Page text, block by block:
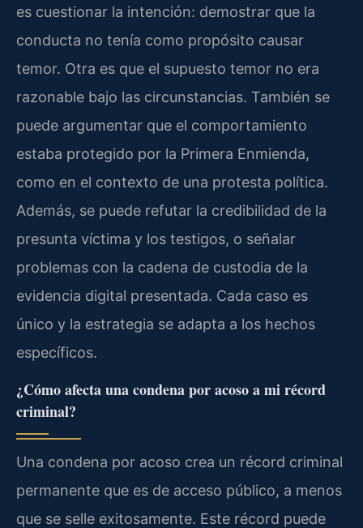
es cuestionar la intención: demostrar que la
conducta no tenía como propósito causar
temor. Otra es que el supuesto temor no era
razonable bajo las circunstancias. También se
puede argumentar que el comportamiento
estaba protegido por la Primera Enmienda,
como en el contexto de una protesta política.
Además, se puede refutar la credibilidad de la
presunta víctima y los testigos, o señalar
problemas con la cadena de custodia de la
evidencia digital presentada. Cada caso es
único y la estrategia se adapta a los hechos
específicos.
¿Cómo afecta una condena por acoso a mi récord
criminal?
Una condena por acoso crea un récord criminal
permanente que es de acceso público, a menos
que se selle exitosamente. Este récord puede